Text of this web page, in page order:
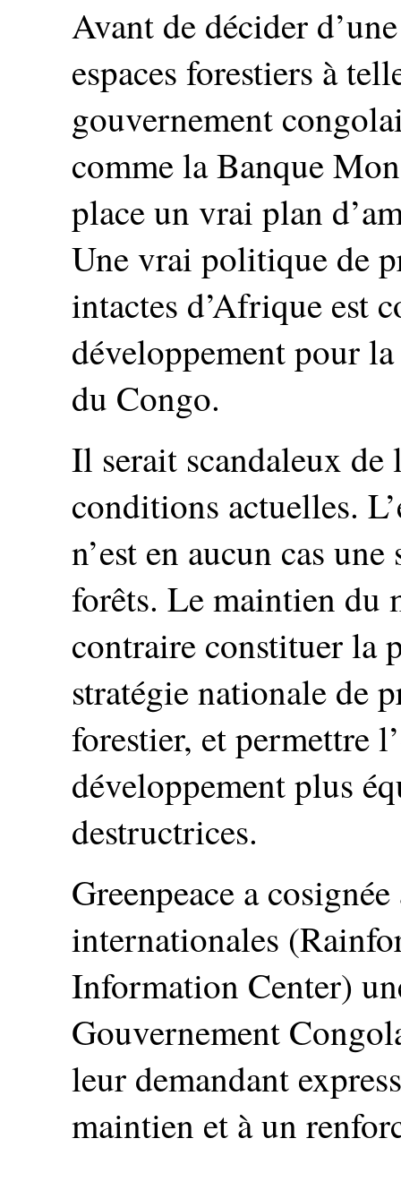
Avant de décider
espaces forestiers à
gouvernement
comme la Banque
place un vrai plan
Une vrai politique de
intactes d’Afrique est
développement pour
du Congo.
Il serait scandaleux de
conditions actuelles.
n’est en aucun cas
forêts. Le maintien du
contraire constituer la
stratégie nationale de
forestier, et permettre
développement plus
destructrices.
Greenpeace a
internationales
Information Center)
Gouvernement
leur demandant
maintien et à un